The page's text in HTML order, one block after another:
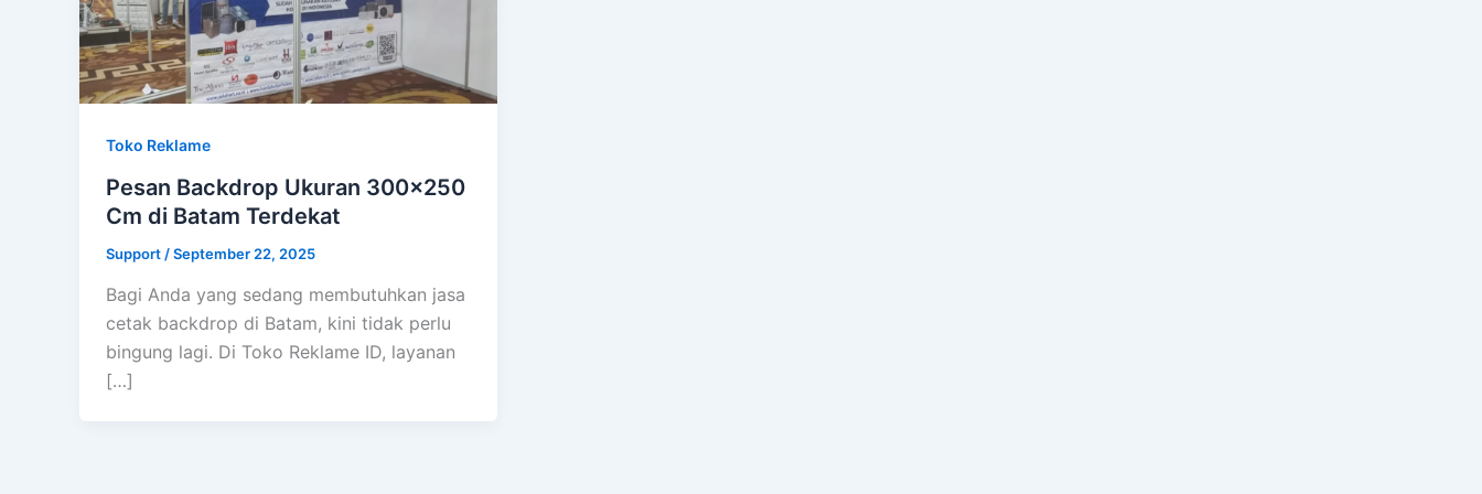
Toko Reklame
Pesan Backdrop Ukuran 300×250
Cm di Batam Terdekat
Support /September 22, 2025
Bagi Anda yang sedang membutuhkan jasa
cetak backdrop di Batam, kini tidak perlu
bingung lagi. Di Toko Reklame ID, layanan
[…]